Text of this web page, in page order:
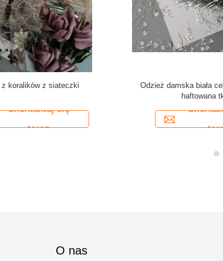
koronka na
Khaki Diamond Shape Red Beaded Haft Fabric
Skontaktuj się
teraz
O nas